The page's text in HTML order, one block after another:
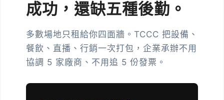
成功，還缺五種後勤。
多數場地只租給你四面牆。TCCC 把設備、
餐飲、直播、行銷一次打包，企業承辦不用
協調 5 家廠商、不用追 5 份發票。